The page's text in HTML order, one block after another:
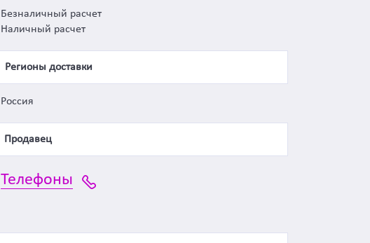
Безналичный расчет
Наличный расчет
Регионы доставки
Россия
Продавец
Телефоны